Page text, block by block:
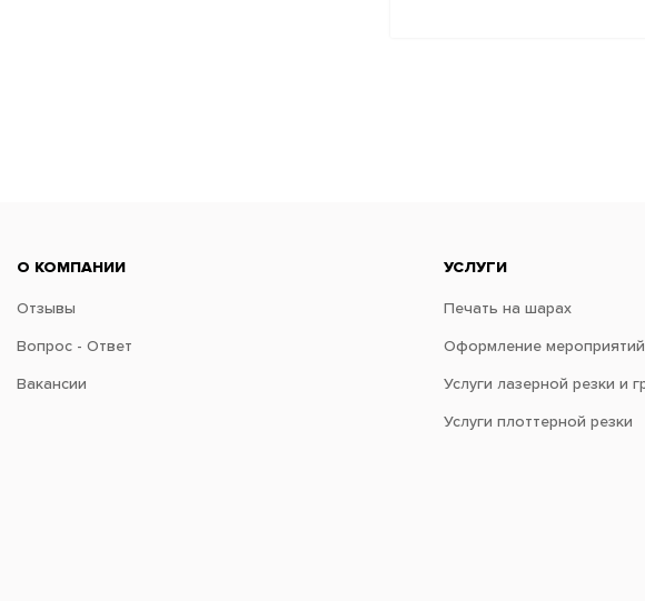
О КОМПАНИИ
Отзывы
Вопрос - Ответ
Вакансии
УСЛУГИ
Печать на шарах
Оформление мероприятий
Услуги лазерной резки и
Услуги плоттерной резки